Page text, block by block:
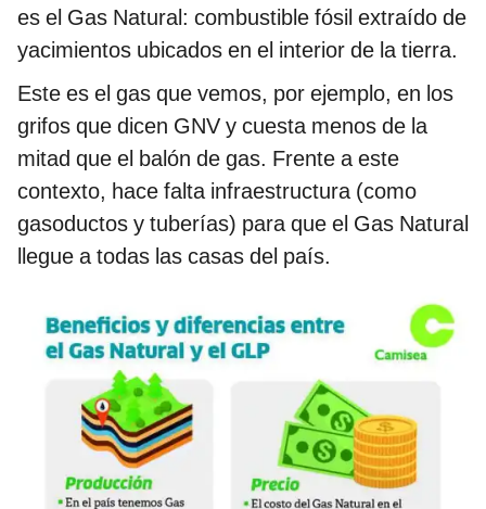
es el Gas Natural: combustible fósil extraído de
yacimientos ubicados en el interior de la tierra.
Este es el gas que vemos, por ejemplo, en los
grifos que dicen GNV y cuesta menos de la
mitad que el balón de gas. Frente a este
contexto, hace falta infraestructura (como
gasoductos y tuberías) para que el Gas Natural
llegue a todas las casas del país.